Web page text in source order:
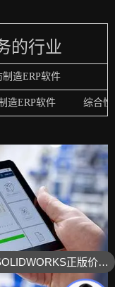
的行业
造ERP软件
造ERP软件 综合性
SOLIDWORKS正版价格？